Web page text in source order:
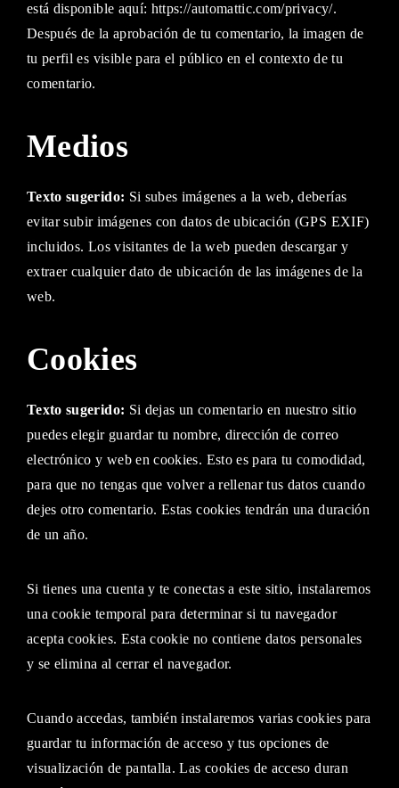
está disponible aquí: https://automattic.com/privacy/.
Después de la aprobación de tu comentario, la imagen de
tu perfil es visible para el público en el contexto de tu
comentario.
Medios
Texto sugerido: Si subes imágenes a la web, deberías
evitar subir imágenes con datos de ubicación (GPS EXIF)
incluidos. Los visitantes de la web pueden descargar y
extraer cualquier dato de ubicación de las imágenes de la
web.
Cookies
Texto sugerido: Si dejas un comentario en nuestro sitio
puedes elegir guardar tu nombre, dirección de correo
electrónico y web en cookies. Esto es para tu comodidad,
para que no tengas que volver a rellenar tus datos cuando
dejes otro comentario. Estas cookies tendrán una duración
de un año.
Si tienes una cuenta y te conectas a este sitio, instalaremos
una cookie temporal para determinar si tu navegador
acepta cookies. Esta cookie no contiene datos personales
y se elimina al cerrar el navegador.
Cuando accedas, también instalaremos varias cookies para
guardar tu información de acceso y tus opciones de
visualización de pantalla. Las cookies de acceso duran